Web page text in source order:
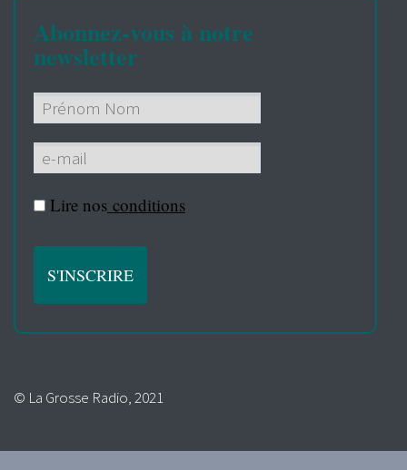
Abonnez-vous à notre
newsletter
Lire nos conditions
© La Grosse Radio, 2021